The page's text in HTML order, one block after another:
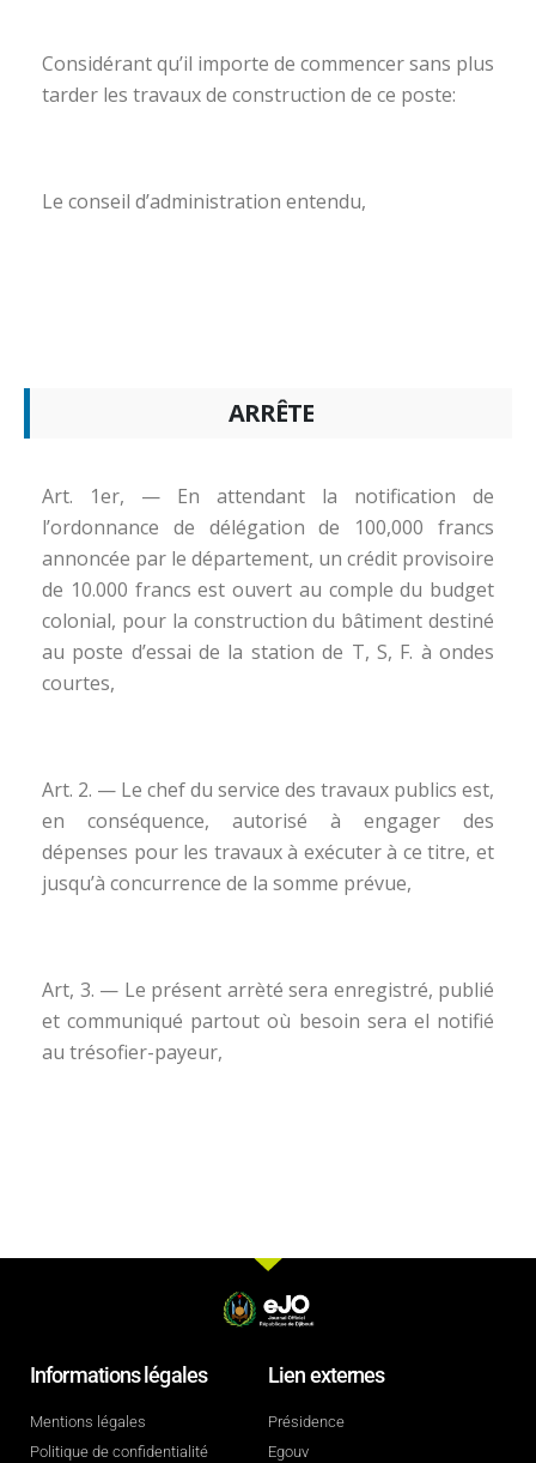
Considérant qu’il importe de commencer sans plus
tarder les travaux de construction de ce poste:
Le conseil d’administration entendu,
ARRÊTE
Art. 1er, — En attendant la notification de
l’ordonnance de délégation de 100,000 francs
annoncée par le département, un crédit provisoire
de 10.000 francs est ouvert au comple du budget
colonial, pour la construction du bâtiment destiné
au poste d’essai de la station de T, S, F. à ondes
courtes,
Art. 2. — Le chef du service des travaux publics est,
en conséquence, autorisé à engager des
dépenses pour les travaux à exécuter à ce titre, et
jusqu’à concurrence de la somme prévue,
Art, 3. — Le présent arrèté sera enregistré, publié
et communiqué partout où besoin sera el notifié
au trésofier-payeur,
Informations légales
Mentions légales
Politique de confidentialité
Lien externes
Présidence
Egouv